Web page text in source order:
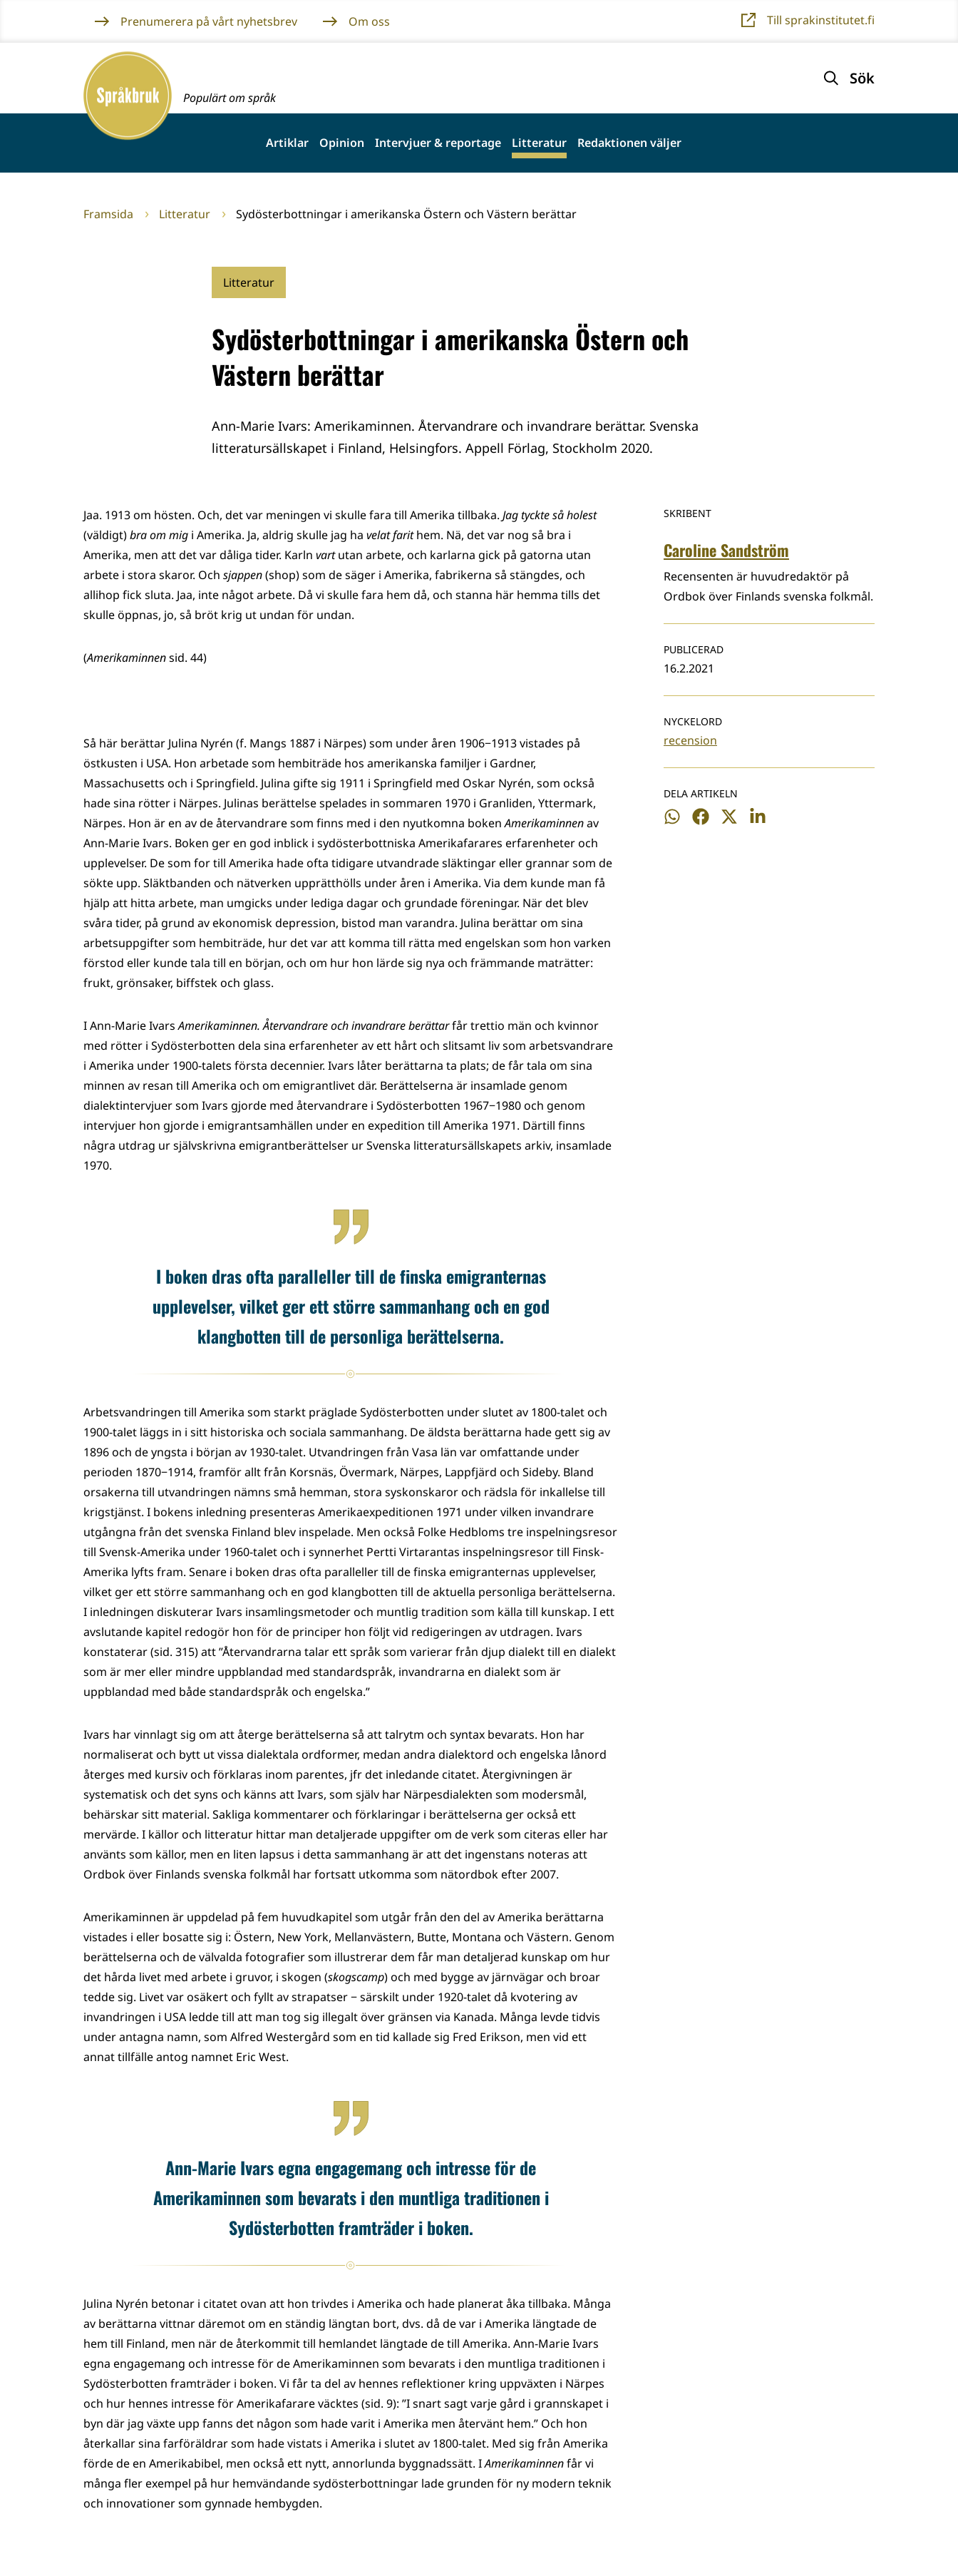
innehållet
Prenumerera på vårt nyhetsbrev Om oss Till sprakinstitutet.fi
Framsida
Populärt om språk
Sök
Artiklar Opinion Intervjuer & reportage Litteratur Redaktionen väljer
Framsida Litteratur Sydösterbottningar i amerikanska Östern och Västern berättar
Litteratur
Sydösterbottningar i amerikanska Östern och
Västern berättar
Ann-Marie Ivars: Amerikaminnen. Återvandrare och invandrare berättar. Svenska
litteratursällskapet i Finland, Helsingfors. Appell Förlag, Stockholm 2020.
SKRIBENT
Caroline Sandström
Recensenten är huvudredaktör på
Ordbok över Finlands svenska folkmål.
PUBLICERAD
16.2.2021
NYCKELORD
recension
DELA ARTIKELN
Dela
Dela
Dela
Dela
Jaa. 1913 om hösten. Och, det var meningen vi skulle fara till Amerika tillbaka. Jag tyckte så holest
(väldigt)bra om mig i Amerika. Ja, aldrig skulle jag ha velat farithem. Nä, det var nog så bra i
Amerika, men att det var dåliga tider. Karln vartutan arbete, och karlarna gick på gatorna utan
arbete i stora skaror. Och sjappen(shop) som de säger i Amerika, fabrikerna så stängdes, och
allihop fick sluta. Jaa, inte något arbete. Då vi skulle fara hem då, och stanna här hemma tills det
skulle öppnas, jo, så bröt krig ut undan för undan.
(Amerikaminnensid. 44)
Så här berättar Julina Nyrén (f. Mangs 1887 i Närpes) som under åren 1906−1913 vistades på
östkusten i USA. Hon arbetade som hembiträde hos amerikanska familjer i Gardner,
Massachusetts och i Springfield. Julina gifte sig 1911 i Springfield med Oskar Nyrén, som också
hade sina rötter i Närpes. Julinas berättelse spelades in sommaren 1970 i Granliden, Yttermark,
Närpes. Hon är en av de återvandrare som finns med i den nyutkomna bokenAmerikaminnenav
Ann-Marie Ivars. Boken ger en god inblick i sydösterbottniska Amerikafarares erfarenheter och
upplevelser. De som for till Amerika hade ofta tidigare utvandrade släktingar eller grannar som de
sökte upp. Släktbanden och nätverken upprätthölls under åren i Amerika. Via dem kunde man få
hjälp att hitta arbete, man umgicks under lediga dagar och grundade föreningar. När det blev
svåra tider, på grund av ekonomisk depression, bistod man varandra. Julina berättar om sina
arbetsuppgifter som hembiträde, hur det var att komma till rätta med engelskan som hon varken
förstod eller kunde tala till en början, och om hur hon lärde sig nya och främmande maträtter:
frukt, grönsaker, biffstek och glass.
I Ann-Marie IvarsAmerikaminnen. Återvandrare och invandrare berättarfår trettio män och kvinnor
med rötter i Sydösterbotten dela sina erfarenheter av ett hårt och slitsamt liv som arbetsvandrare
i Amerika under 1900-talets första decennier. Ivars låter berättarna ta plats; de får tala om sina
minnen av resan till Amerika och om emigrantlivet där. Berättelserna är insamlade genom
dialektintervjuer som Ivars gjorde med återvandrare i Sydösterbotten 1967−1980 och genom
intervjuer hon gjorde i emigrantsamhällen under en expedition till Amerika 1971. Därtill finns
några utdrag ur självskrivna emigrantberättelser ur Svenska litteratursällskapets arkiv, insamlade
1970.
I boken dras ofta paralleller till de finska emigranternas
upplevelser, vilket ger ett större sammanhang och en god
klangbotten till de personliga berättelserna.
Arbetsvandringen till Amerika som starkt präglade Sydösterbotten under slutet av 1800-talet och
1900-talet läggs in i sitt historiska och sociala sammanhang. De äldsta berättarna hade gett sig av
1896 och de yngsta i början av 1930-talet. Utvandringen från Vasa län var omfattande under
perioden 1870−1914, framför allt från Korsnäs, Övermark, Närpes, Lappfjärd och Sideby. Bland
orsakerna till utvandringen nämns små hemman, stora syskonskaror och rädsla för inkallelse till
krigstjänst. I bokens inledning presenteras Amerikaexpeditionen 1971 under vilken invandrare
utgångna från det svenska Finland blev inspelade. Men också Folke Hedbloms tre inspelningsresor
till Svensk-Amerika under 1960-talet och i synnerhet Pertti Virtarantas inspelningsresor till Finsk-
Amerika lyfts fram. Senare i boken dras ofta paralleller till de finska emigranternas upplevelser,
vilket ger ett större sammanhang och en god klangbotten till de aktuella personliga berättelserna.
I inledningen diskuterar Ivars insamlingsmetoder och muntlig tradition som källa till kunskap. I ett
avslutande kapitel redogör hon för de principer hon följt vid redigeringen av utdragen. Ivars
konstaterar (sid. 315) att ”Återvandrarna talar ett språk som varierar från djup dialekt till en dialekt
som är mer eller mindre uppblandad med standardspråk, invandrarna en dialekt som är
uppblandad med både standardspråk och engelska.”
Ivars har vinnlagt sig om att återge berättelserna så att talrytm och syntax bevarats. Hon har
normaliserat och bytt ut vissa dialektala ordformer, medan andra dialektord och engelska lånord
återges med kursiv och förklaras inom parentes, jfr det inledande citatet. Återgivningen är
systematisk och det syns och känns att Ivars, som själv har Närpesdialekten som modersmål,
behärskar sitt material. Sakliga kommentarer och förklaringar i berättelserna ger också ett
mervärde. I källor och litteratur hittar man detaljerade uppgifter om de verk som citeras eller har
använts som källor, men en liten lapsus i detta sammanhang är att det ingenstans noteras att
Ordbok över Finlands svenska folkmål har fortsatt utkomma som nätordbok efter 2007.
Amerikaminnen är uppdelad på fem huvudkapitel som utgår från den del av Amerika berättarna
vistades i eller bosatte sig i: Östern, New York, Mellanvästern, Butte, Montana och Västern. Genom
berättelserna och de välvalda fotografier som illustrerar dem får man detaljerad kunskap om hur
det hårda livet med arbete i gruvor, i skogen (skogscamp) och med bygge av järnvägar och broar
tedde sig. Livet var osäkert och fyllt av strapatser − särskilt under 1920-talet då kvotering av
invandringen i USA ledde till att man tog sig illegalt över gränsen via Kanada. Många levde tidvis
under antagna namn, som Alfred Westergård som en tid kallade sig Fred Erikson, men vid ett
annat tillfälle antog namnet Eric West.
Ann-Marie Ivars egna engagemang och intresse för de
Amerikaminnen som bevarats i den muntliga traditionen i
Sydösterbotten framträder i boken.
Julina Nyrén betonar i citatet ovan att hon trivdes i Amerika och hade planerat åka tillbaka. Många
av berättarna vittnar däremot om en ständig längtan bort, dvs. då de var i Amerika längtade de
hem till Finland, men när de återkommit till hemlandet längtade de till Amerika. Ann-Marie Ivars
egna engagemang och intresse för de Amerikaminnen som bevarats i den muntliga traditionen i
Sydösterbotten framträder i boken. Vi får ta del av hennes reflektioner kring uppväxten i Närpes
och hur hennes intresse för Amerikafarare väcktes (sid. 9): ”I snart sagt varje gård i grannskapet i
byn där jag växte upp fanns det någon som hade varit i Amerika men återvänt hem.” Och hon
återkallar sina farföräldrar som hade vistats i Amerika i slutet av 1800-talet. Med sig från Amerika
förde de en Amerikabibel, men också ett nytt, annorlunda byggnadssätt. IAmerikaminnenfår vi
många fler exempel på hur hemvändande sydösterbottningar lade grunden för ny modern teknik
och innovationer som gynnade hembygden.